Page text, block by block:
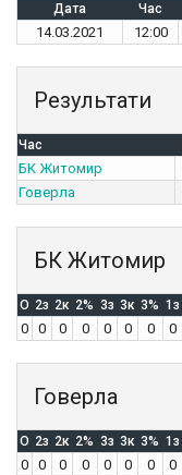
Дата Час
14.03.2021 12:00
Результати
Час
БК Житомир
Говерла
БК Житомир
O 2з 2к 2% 3з 3к 3% 1з
0 0 0 0 0 0 0 0
Говерла
O 2з 2к 2% 3з 3к 3% 1з
0 0 0 0 0 0 0 0